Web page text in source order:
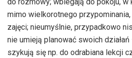
mimo wielkorotnego
zajęci; nieumyślnie, przypadkowo
nie umieją planować swoich
szykują się np. do odrabiana lekcji